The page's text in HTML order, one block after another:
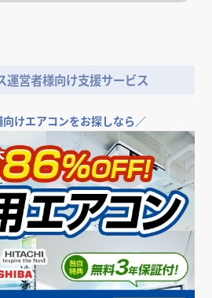
運営者様向け支援サービス
けエアコンをお探しなら／